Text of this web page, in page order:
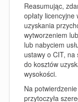
Reasumując,
opłaty licencyjne
uzyskania
wytworzeniem
lub nabyciem
ustawy o CIT,
do kosztów
wysokości.
Na
przytoczyła